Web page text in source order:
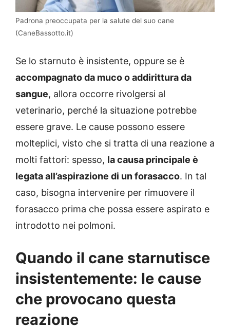
Padrona preoccupata per la salute del suo cane
(CaneBassotto.it)
Se lo starnuto è insistente, oppure se è
accompagnato da muco o addirittura da
sangue, allora occorre rivolgersi al
veterinario, perché la situazione potrebbe
essere grave. Le cause possono essere
molteplici, visto che si tratta di una reazione a
molti fattori: spesso, la causa principale è
legata all’aspirazione di un forasacco. In tal
caso, bisogna intervenire per rimuovere il
forasacco prima che possa essere aspirato e
introdotto nei polmoni.
Quando il cane starnutisce
insistentemente: le cause
che provocano questa
reazione